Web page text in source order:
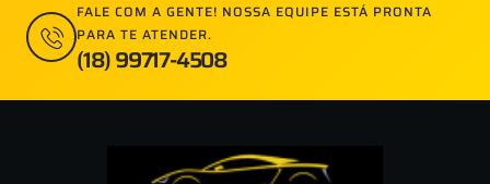
FALE COM A GENTE! NOSSA EQUIPE ESTÁ PRONTA
PARA TE ATENDER.
(18) 99717-4508